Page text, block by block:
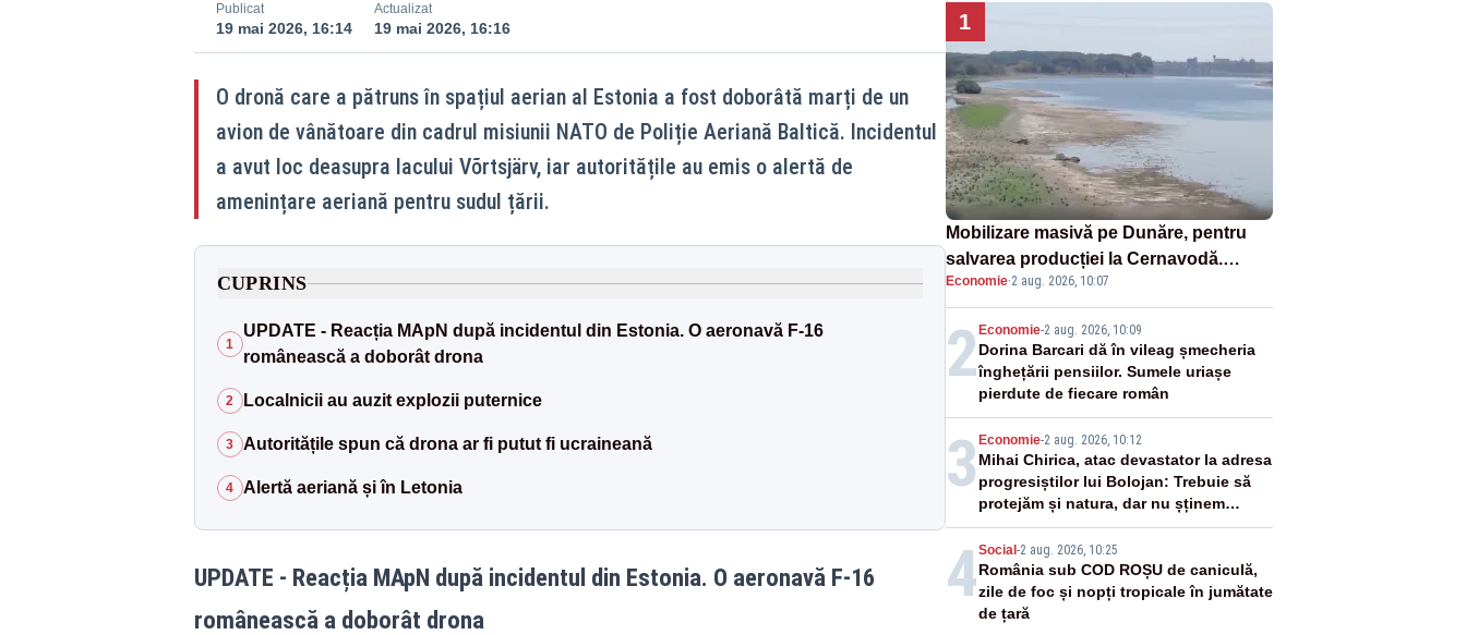
Publicat
19 mai 2026, 16:14
Actualizat
19 mai 2026, 16:16
O dronă care a pătruns în spațiul aerian al Estonia a fost doborâtă marți de un
avion de vânătoare din cadrul misiunii NATO de Poliție Aeriană Baltică. Incidentul
a avut loc deasupra lacului Võrtsjärv, iar autoritățile au emis o alertă de
amenințare aeriană pentru sudul țării.
CUPRINS
1
UPDATE - Reacția MApN după incidentul din Estonia. O aeronavă F-16
românească a doborât drona
2 Localnicii au auzit explozii puternice
3 Autoritățile spun că drona ar fi putut fi ucraineană
4 Alertă aeriană și în Letonia
UPDATE - Reacția MApN după incidentul din Estonia. O aeronavă F-16
românească a doborât drona
1
Mobilizare masivă pe Dunăre, pentru
salvarea producției la Cernavodă.
Armata va detona o stâncă și va devia
apa fluviului - IMAGINI AERIENE
Economie·2 aug. 2026, 10:07
2 Economie-2 aug. 2026, 10:09
Dorina Barcari dă în vileag șmecheria
înghețării pensiilor. Sumele uriașe
pierdute de fiecare român
3 Economie-2 aug. 2026, 10:12
Mihai Chirica, atac devastator la adresa
progresiștilor lui Bolojan: Trebuie să
protejăm și natura, dar nu șținem
omaneii în stare permanentă de alertă
4Social -2 aug. 2026, 10:25
România sub COD ROȘU de caniculă,
zile de foc și nopți tropicale în jumătate
de țară